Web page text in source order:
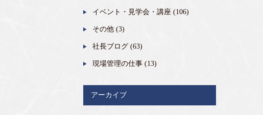
イベント・見学会・講座 (106)
その他 (3)
社長ブログ (63)
現場管理の仕事 (13)
アーカイブ